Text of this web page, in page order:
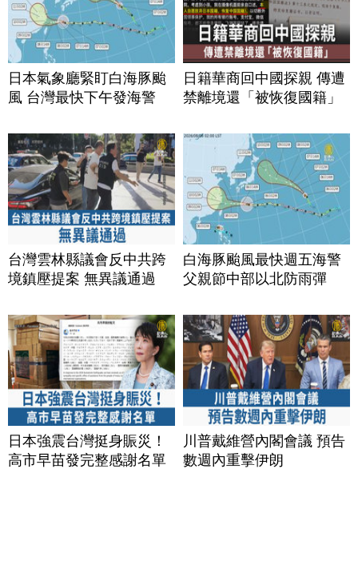
日本氣象廳緊盯白海豚颱
風 台灣最快下午發海警
日籍華商回中國探親 傳遭
禁離境還「被恢復國籍」
台灣雲林縣議會反中共跨
境鎮壓提案 無異議通過
白海豚颱風最快週五海警
父親節中部以北防雨彈
日本強震台灣挺身賑災！
高市早苗發完整感謝名單
川普戴維營內閣會議 預告
數週內重擊伊朗